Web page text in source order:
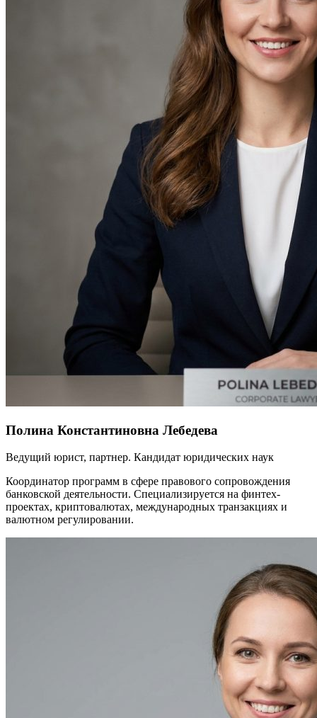
Полина Константиновна Лебедева
Ведущий юрист, партнер. Кандидат юридических наук
Координатор программ в сфере правового сопровождения
банковской деятельности. Специализируется на финтех-
проектах, криптовалютах, международных транзакциях и
валютном регулировании.